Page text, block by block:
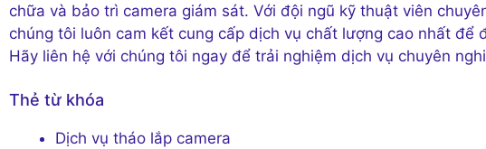
chữa và bảo trì camera giám sát. Với đội ngũ kỹ thuật viên
chúng tôi luôn cam kết cung cấp dịch vụ chất lượng cao nhất để
Hãy liên hệ với chúng tôi ngay để trải nghiệm dịch vụ chuyên
Thẻ từ khóa
Dịch vụ tháo lắp camera